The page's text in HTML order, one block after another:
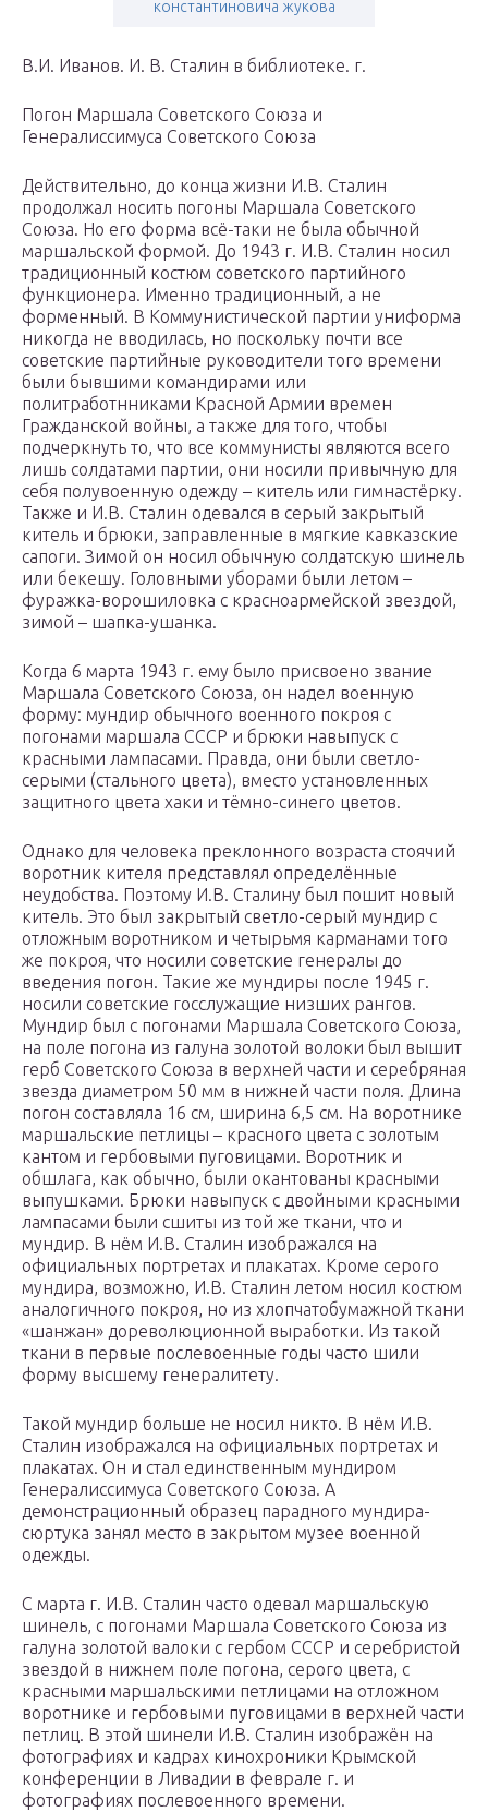
константиновича жукова
В.И. Иванов. И. В. Сталин в библиотеке. г.
Погон Маршала Советского Союза и
Генералиссимуса Советского Союза
Действительно, до конца жизни И.В. Сталин
продолжал носить погоны Маршала Советского
Союза. Но его форма всё-таки не была обычной
маршальской формой. До 1943 г. И.В. Сталин носил
традиционный костюм советского партийного
функционера. Именно традиционный, а не
форменный. В Коммунистической партии униформа
никогда не вводилась, но поскольку почти все
советские партийные руководители того времени
были бывшими командирами или
политработнниками Красной Армии времен
Гражданской войны, а также для того, чтобы
подчеркнуть то, что все коммунисты являются всего
лишь солдатами партии, они носили привычную для
себя полувоенную одежду – китель или гимнастёрку.
Также и И.В. Сталин одевался в серый закрытый
китель и брюки, заправленные в мягкие кавказские
сапоги. Зимой он носил обычную солдатскую шинель
или бекешу. Головными уборами были летом –
фуражка-ворошиловка с красноармейской звездой,
зимой – шапка-ушанка.
Когда 6 марта 1943 г. ему было присвоено звание
Маршала Советского Союза, он надел военную
форму: мундир обычного военного покроя с
погонами маршала СССР и брюки навыпуск с
красными лампасами. Правда, они были светло-
серыми (стального цвета), вместо установленных
защитного цвета хаки и тёмно-синего цветов.
Однако для человека преклонного возраста стоячий
воротник кителя представлял определённые
неудобства. Поэтому И.В. Сталину был пошит новый
китель. Это был закрытый светло-серый мундир с
отложным воротником и четырьмя карманами того
же покроя, что носили советские генералы до
введения погон. Такие же мундиры после 1945 г.
носили советские госслужащие низших рангов.
Мундир был с погонами Маршала Советского Союза,
на поле погона из галуна золотой волоки был вышит
герб Советского Союза в верхней части и серебряная
звезда диаметром 50 мм в нижней части поля. Длина
погон составляла 16 см, ширина 6,5 см. На воротнике
маршальские петлицы – красного цвета с золотым
кантом и гербовыми пуговицами. Воротник и
обшлага, как обычно, были окантованы красными
выпушками. Брюки навыпуск с двойными красными
лампасами были сшиты из той же ткани, что и
мундир. В нём И.В. Сталин изображался на
официальных портретах и плакатах. Кроме серого
мундира, возможно, И.В. Сталин летом носил костюм
аналогичного покроя, но из хлопчатобумажной ткани
«шанжан» дореволюционной выработки. Из такой
ткани в первые послевоенные годы часто шили
форму высшему генералитету.
Такой мундир больше не носил никто. В нём И.В.
Сталин изображался на официальных портретах и
плакатах. Он и стал единственным мундиром
Генералиссимуса Советского Союза. А
демонстрационный образец парадного мундира-
сюртука занял место в закрытом музее военной
одежды.
С марта г. И.В. Сталин часто одевал маршальскую
шинель, с погонами Маршала Советского Союза из
галуна золотой валоки с гербом СССР и серебристой
звездой в нижнем поле погона, серого цвета, с
красными маршальскими петлицами на отложном
воротнике и гербовыми пуговицами в верхней части
петлиц. В этой шинели И.В. Сталин изображён на
фотографиях и кадрах кинохроники Крымской
конференции в Ливадии в феврале г. и
фотографиях послевоенного времени.